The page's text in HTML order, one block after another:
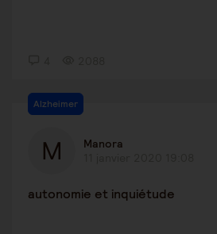
Alzheimer
Manora
autonomie et inquiétude